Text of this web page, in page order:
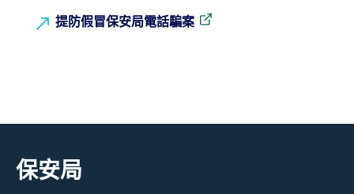
提防假冒保安局電話騙案
保安局